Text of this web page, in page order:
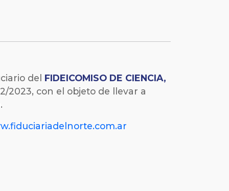
del FIDEICOMISO DE CIENCIA,
2023, con el objeto de llevar a